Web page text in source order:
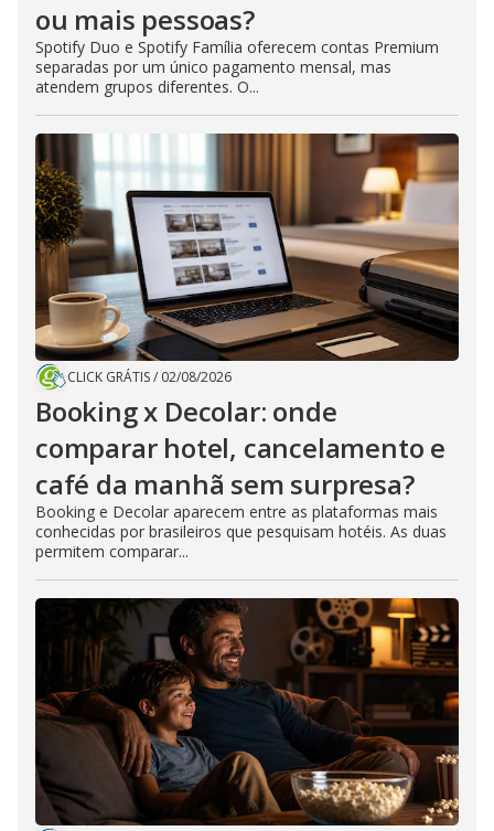
ou mais pessoas?
Spotify Duo e Spotify Família oferecem contas Premium
separadas por um único pagamento mensal, mas
atendem grupos diferentes. O...
CLICK GRÁTIS/ 02/08/2026
Booking x Decolar: onde
comparar hotel, cancelamento e
café da manhã sem surpresa?
Booking e Decolar aparecem entre as plataformas mais
conhecidas por brasileiros que pesquisam hotéis. As duas
permitem comparar...